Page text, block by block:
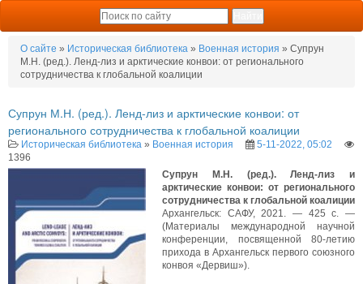
О сайте » Историческая библиотека » Военная история » Супрун
М.Н. (ред.). Ленд-лиз и арктические конвои: от регионального
сотрудничества к глобальной коалиции
Супрун М.Н. (ред.). Ленд-лиз и арктические конвои: от
регионального сотрудничества к глобальной коалиции
Историческая библиотека » Военная история
5-11-2022, 05:02
1396
Супрун М.Н. (ред.). Ленд-лиз и
арктические конвои: от регионального
сотрудничества к глобальной коалиции
Архангельск: САФУ, 2021. — 425 с. —
(Материалы международной научной
конференции, посвященной 80-летию
прихода в Архангельск первого союзного
конвоя «Дервиш»).